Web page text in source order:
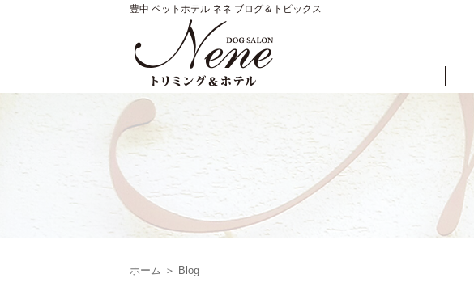
豊中 ペットホテル ネネ ブログ＆トピックス
ホーム ＞ Blog